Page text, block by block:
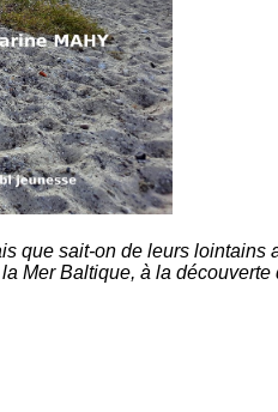
que sait-on de leurs lointains
Mer Baltique, à la découverte